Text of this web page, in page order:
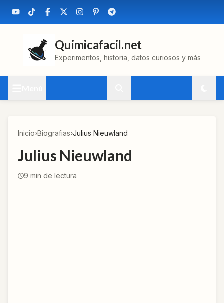
Quimicafacil.net
Experimentos, historia, datos curiosos y más
Inicio›Biografias›Julius Nieuwland
Julius Nieuwland
9 min de lectura